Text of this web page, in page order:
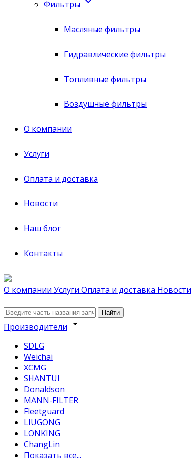
Фильтры
Масляные фильтры
Гидравлические фильтры
Топливные фильтры
Воздушные фильтры
О компании
Услуги
Оплата и доставка
Новости
Наш блог
Контакты
О компании Услуги Оплата и доставка Новости
Найти
Производители arrow_drop_down
SDLG
Weichai
XCMG
SHANTUI
Donaldson
MANN-FILTER
Fleetguard
LIUGONG
LONKING
ChangLin
Показать все...